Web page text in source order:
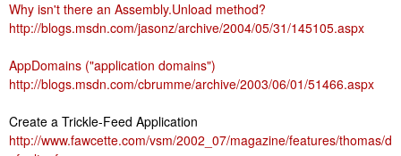
Why isn't there an Assembly.Unload method?
http://blogs.msdn.com/jasonz/archive/2004/05/31/145105.aspx
AppDomains ("application domains")
http://blogs.msdn.com/cbrumme/archive/2003/06/01/51466.aspx
Create a Trickle-Feed Application
http://www.fawcette.com/vsm/2002_07/magazine/features/thomas/d